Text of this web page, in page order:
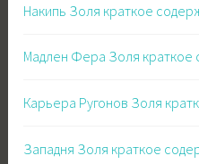
Накипь Золя краткое
Мадлен Фера Золя краткое
Карьера Ругонов Золя
Западня Золя краткое